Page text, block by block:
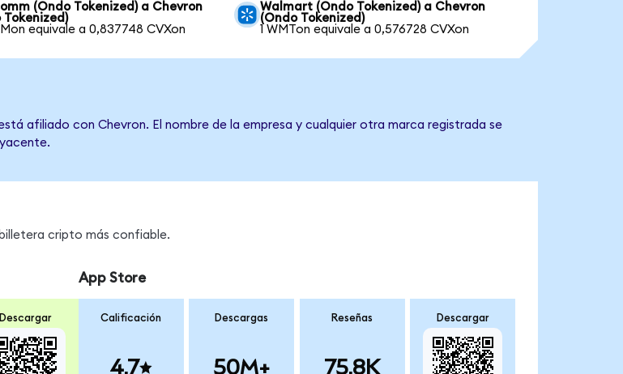
(Ondo Tokenized) a Chevron
Tokenized)
equivale a 0,837748 CVXon
Walmart (Ondo Tokenized) a Chevron
(Ondo Tokenized)
1 WMTon equivale a 0,576728 CVXon
afiliado con Chevron. El nombre de la empresa y cualquier otra marca registrada se
cripto más confiable.
Descargar
App Store
Calificación
4.7
Descargas
50M+
Reseñas
75.8K
Descargar